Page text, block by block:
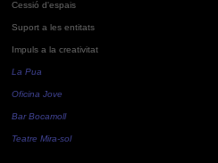
Cessió d'espais
Suport a les entitats
Impuls a la creativitat
La Pua
Oficina Jove
Bar Bocamoll
Teatre Mira-sol